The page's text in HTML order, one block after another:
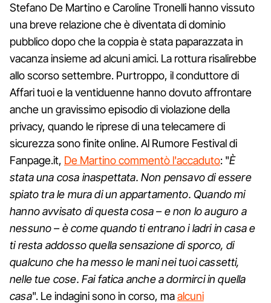
Stefano De Martino e Caroline Tronelli hanno vissuto
una breve relazione che è diventata di dominio
pubblico dopo che la coppia è stata paparazzata in
vacanza insieme ad alcuni amici. La rottura risalirebbe
allo scorso settembre. Purtroppo, il conduttore di
Affari tuoi e la ventiduenne hanno dovuto affrontare
anche un gravissimo episodio di violazione della
privacy, quando le riprese di una telecamere di
sicurezza sono finite online. Al Rumore Festival di
Fanpage.it, De Martino commentò l'accaduto: "È
stata una cosa inaspettata. Non pensavo di essere
spiato tra le mura di un appartamento. Quando mi
hanno avvisato di questa cosa – e non lo auguro a
nessuno – è come quando ti entrano i ladri in casa e
ti resta addosso quella sensazione di sporco, di
qualcuno che ha messo le mani nei tuoi cassetti,
nelle tue cose. Fai fatica anche a dormirci in quella
casa". Le indagini sono in corso, maalcuni